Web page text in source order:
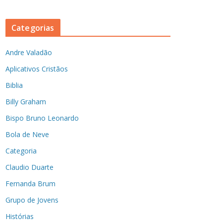
Categorias
Andre Valadão
Aplicativos Cristãos
Biblia
Billy Graham
Bispo Bruno Leonardo
Bola de Neve
Categoria
Claudio Duarte
Fernanda Brum
Grupo de Jovens
Histórias